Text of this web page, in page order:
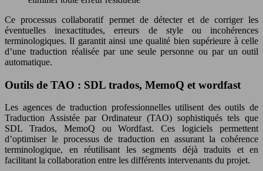
Ce processus collaboratif permet de détecter et de corriger les
éventuelles inexactitudes, erreurs de style ou incohérences
terminologiques. Il garantit ainsi une qualité bien supérieure à celle
d’une traduction réalisée par une seule personne ou par un outil
automatique.
Outils de TAO : SDL trados, MemoQ et wordfast
Les agences de traduction professionnelles utilisent des outils de
Traduction Assistée par Ordinateur (TAO) sophistiqués tels que
SDL Trados, MemoQ ou Wordfast. Ces logiciels permettent
d’optimiser le processus de traduction en assurant la cohérence
terminologique, en réutilisant les segments déjà traduits et en
facilitant la collaboration entre les différents intervenants du projet.